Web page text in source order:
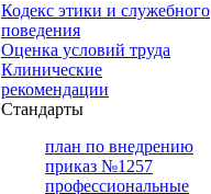
Кодекс этики и служебного
поведения
Оценка условий труда
Клинические
рекомендации
Cтандарты
план по внедрению
приказ №1257
профессиональные